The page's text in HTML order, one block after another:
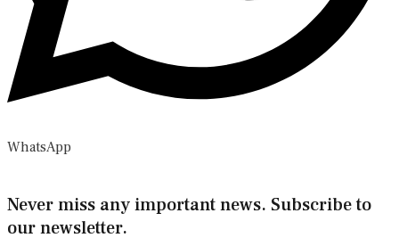
WhatsApp
Never miss any important news. Subscribe to
our newsletter.